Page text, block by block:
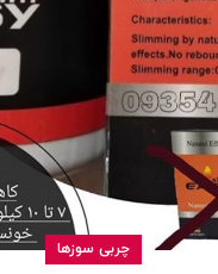
چربی سوزها